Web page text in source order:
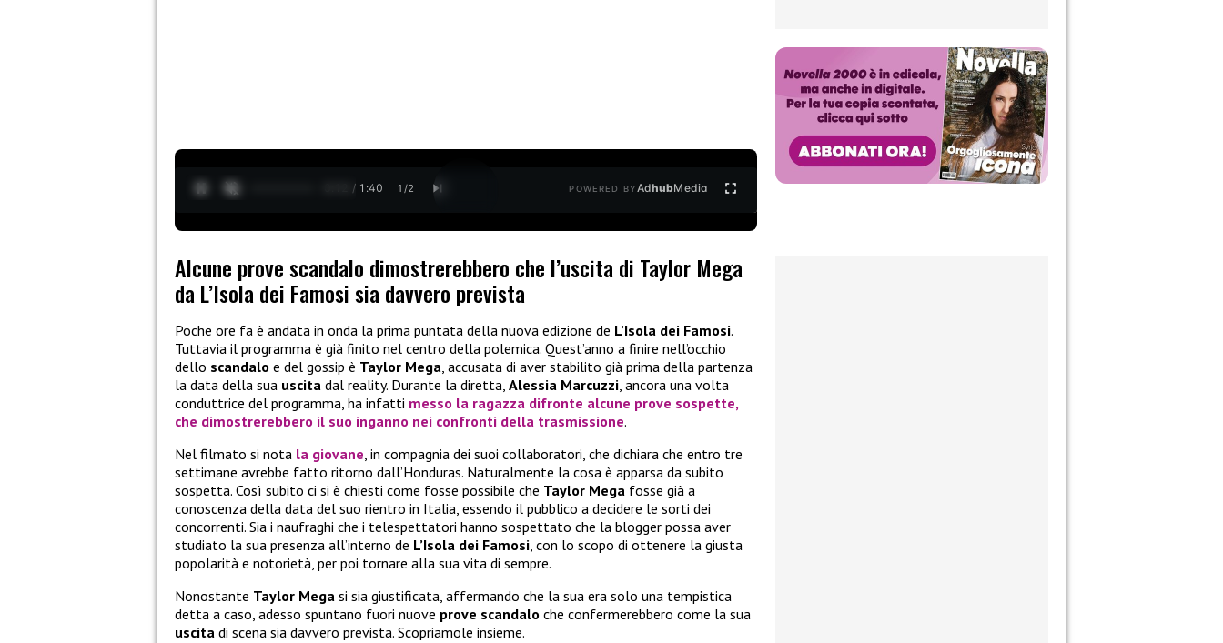
0:13 / 1:40 1 /2 POWERED BYAdhubMedia
Alcune prove scandalo dimostrerebbero che l’uscita di Taylor Mega
da L’Isola dei Famosi sia davvero prevista
Poche ore fa è andata in onda la prima puntata della nuova edizione de L’Isola dei Famosi.
Tuttavia il programma è già finito nel centro della polemica. Quest’anno a finire nell’occhio
dello scandalo e del gossip è Taylor Mega, accusata di aver stabilito già prima della partenza
la data della sua uscita dal reality. Durante la diretta, Alessia Marcuzzi, ancora una volta
conduttrice del programma, ha infatti messo la ragazza difronte alcune prove sospette,
che dimostrerebbero il suo inganno nei confronti della trasmissione.
Nel filmato si nota la giovane, in compagnia dei suoi collaboratori, che dichiara che entro tre
settimane avrebbe fatto ritorno dall’Honduras. Naturalmente la cosa è apparsa da subito
sospetta. Così subito ci si è chiesti come fosse possibile che Taylor Mega fosse già a
conoscenza della data del suo rientro in Italia, essendo il pubblico a decidere le sorti dei
concorrenti. Sia i naufraghi che i telespettatori hanno sospettato che la blogger possa aver
studiato la sua presenza all’interno de L’Isola dei Famosi, con lo scopo di ottenere la giusta
popolarità e notorietà, per poi tornare alla sua vita di sempre.
Nonostante Taylor Mega si sia giustificata, affermando che la sua era solo una tempistica
detta a caso, adesso spuntano fuori nuove prove scandalo che confermerebbero come la sua
uscita di scena sia davvero prevista. Scopriamole insieme.